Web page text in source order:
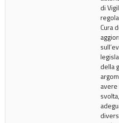
di
Cura
della
avere